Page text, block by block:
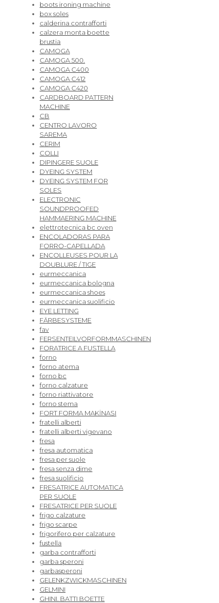
boots ironing machine
box soles
calderina contrafforti
calzera monta boette
brustia
CAMOGA
CAMOGA 500.
CAMOGA C400
CAMOGA C412
CAMOGA C420
CARDBOARD PATTERN
MACHINE
CB
CENTRO LAVORO
SAREMA
CERIM
COLLI
DIPINGERE SUOLE
DYEING SYSTEM
DYEING SYSTEM FOR
SOLES
ELECTRONIC
SOUNDPROOFED
HAMMAERING MACHINE
elettrotecnica bc oven
ENCOLADORAS PARA
FORRO-CAPELLADA
ENCOLLEUSES POUR LA
DOUBLURE / TIGE
eurmeccanica
eurmeccanica bologna
eurmeccanica shoes
eurmeccanica suolificio
EYE LETTING
FÄRBESYSTEME
fav
FERSENTEILVORFORMMASCHINEN
FORATRICE A FUSTELLA
forno
forno atema
forno bc
forno calzature
forno riattivatore
forno stema
FORT FORMA MAKİNASI
fratelli alberti
fratelli alberti vigevano
fresa
fresa automatica
fresa per suole
fresa senza dime
fresa suolificio
FRESATRICE AUTOMATICA
PER SUOLE
FRESATRICE PER SUOLE
frigo calzature
frigo scarpe
frigorifero per calzature
fustella
garba contrafforti
garba speroni
garbasperoni
GELENKZWICKMASCHINEN
GELMINI
GHINI. BATTI BOETTE